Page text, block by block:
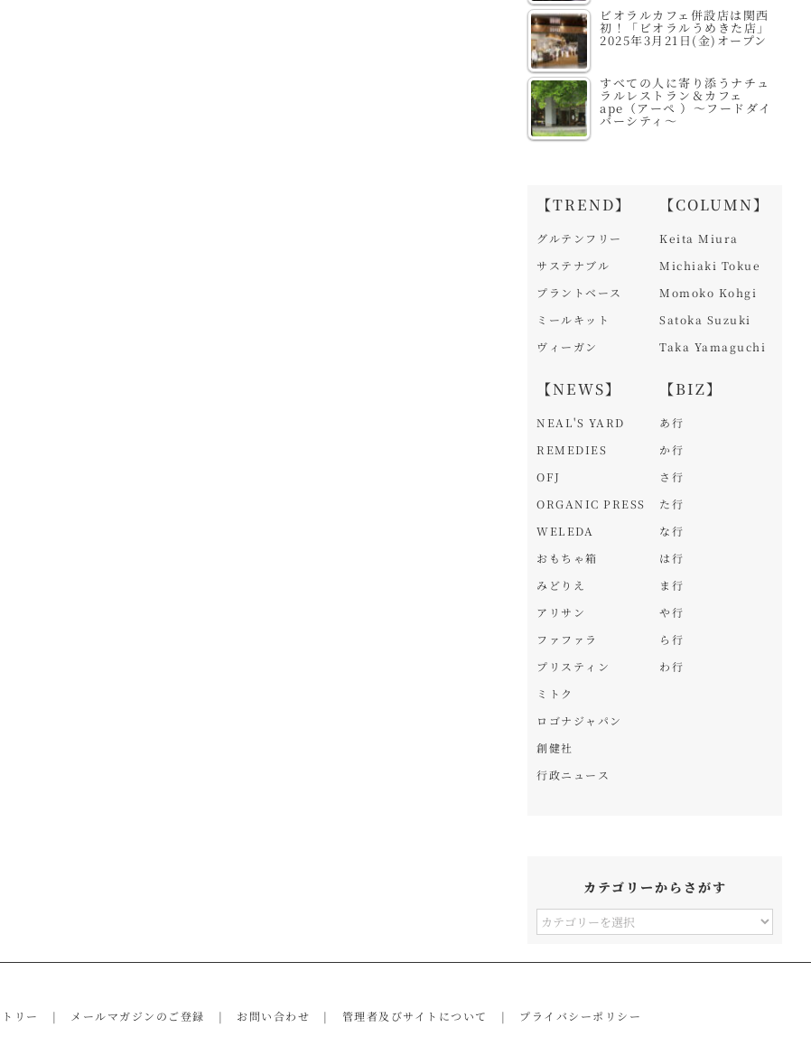
ビオラルカフェ併設店は関西
初！「ビオラルうめきた店」
2025年3月21日(金)オープン
すべての人に寄り添うナチュ
ラルレストラン＆カフェ
ape（アーペ ）～フードダイ
バーシティ～
【TREND】
グルテンフリー
サステナブル
プラントベース
ミールキット
ヴィーガン
【NEWS】
NEAL'S YARD
REMEDIES
OFJ
ORGANIC PRESS
WELEDA
おもちゃ箱
みどりえ
アリサン
ファファラ
プリスティン
ミトク
ロゴナジャパン
創健社
行政ニュース
【COLUMN】
Keita Miura
Michiaki Tokue
Momoko Kohgi
Satoka Suzuki
Taka Yamaguchi
【BIZ】
あ行
か行
さ行
た行
な行
は行
ま行
や行
ら行
わ行
カテゴリーからさがす
カ
ー
リー メールマガジンのご登録 お問い合わせ 管理者及びサイトについて プライバシーポリシー